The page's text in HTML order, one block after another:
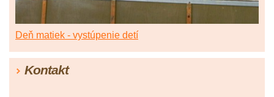
Deň matiek - vystúpenie detí
Kontakt